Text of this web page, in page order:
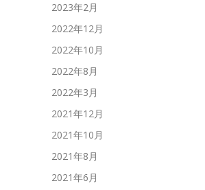
2023年2月
2022年12月
2022年10月
2022年8月
2022年3月
2021年12月
2021年10月
2021年8月
2021年6月